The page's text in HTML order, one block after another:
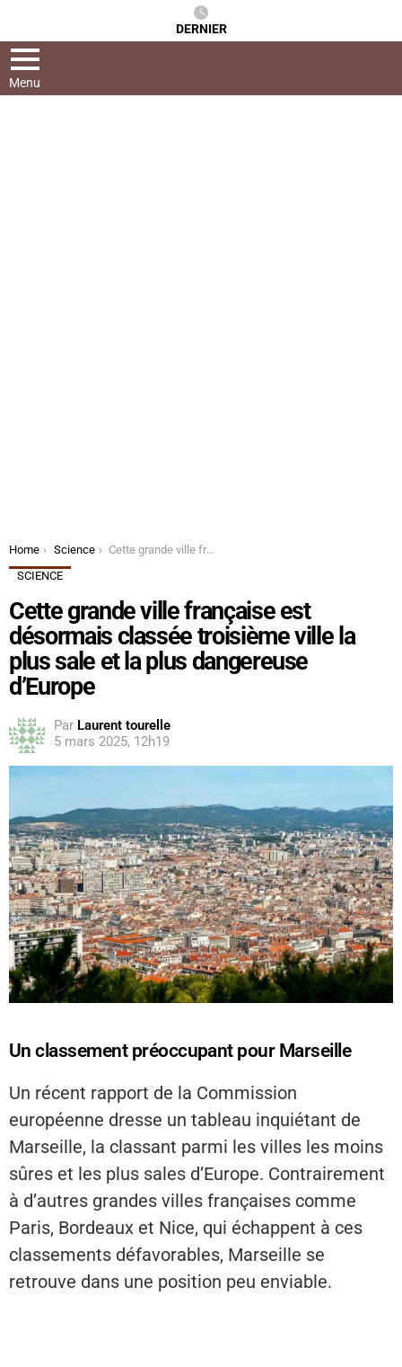
DERNIER
Menu
You are here:
Home Science
Cette grande ville française est désormais classée troisième ville la plus sale et la plus dangereuse d’Europe
SCIENCE
Cette grande ville française est
désormais classée troisième ville la
plus sale et la plus dangereuse
d’Europe
Par Laurent tourelle
5 mars 2025, 12h19
Un classement préoccupant pour Marseille
Un récent rapport de la Commission
européenne dresse un tableau inquiétant de
Marseille, la classant parmi les villes les moins
sûres et les plus sales d’Europe. Contrairement
à d’autres grandes villes françaises comme
Paris, Bordeaux et Nice, qui échappent à ces
classements défavorables, Marseille se
retrouve dans une position peu enviable.